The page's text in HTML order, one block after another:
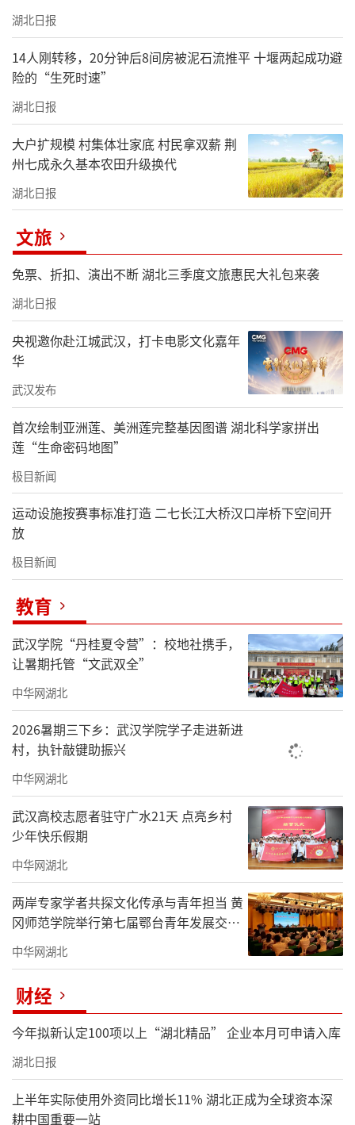
湖北日报
14人刚转移，20分钟后8间房被泥石流推平 十堰两起成功避
险的“生死时速”
湖北日报
大户扩规模 村集体壮家底 村民拿双薪 荆
州七成永久基本农田升级换代
湖北日报
文旅
免票、折扣、演出不断 湖北三季度文旅惠民大礼包来袭
湖北日报
央视邀你赴江城武汉，打卡电影文化嘉年
华
武汉发布
首次绘制亚洲莲、美洲莲完整基因图谱 湖北科学家拼出
莲“生命密码地图”
极目新闻
运动设施按赛事标准打造 二七长江大桥汉口岸桥下空间开
放
极目新闻
教育
武汉学院“丹桂夏令营”：校地社携手，
让暑期托管“文武双全”
中华网湖北
2026暑期三下乡：武汉学院学子走进新进
村，执针敲键助振兴
中华网湖北
武汉高校志愿者驻守广水21天 点亮乡村
少年快乐假期
中华网湖北
两岸专家学者共探文化传承与青年担当 黄
冈师范学院举行第七届鄂台青年发展交流
活动
中华网湖北
财经
今年拟新认定100项以上“湖北精品” 企业本月可申请入库
湖北日报
上半年实际使用外资同比增长11% 湖北正成为全球资本深
耕中国重要一站